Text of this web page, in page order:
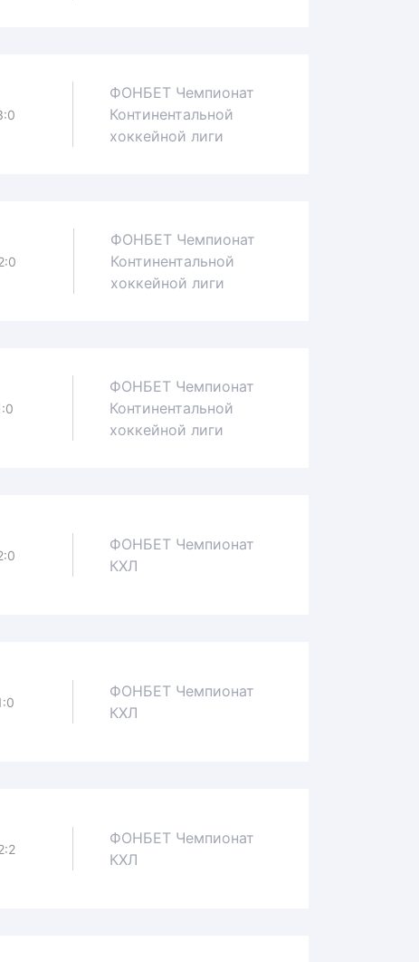
ФОНБЕТ Чемпионат
Континентальной
хоккейной лиги
ФОНБЕТ Чемпионат
Континентальной
хоккейной лиги
ФОНБЕТ Чемпионат
Континентальной
хоккейной лиги
ФОНБЕТ Чемпионат
КХЛ
ФОНБЕТ Чемпионат
КХЛ
ФОНБЕТ Чемпионат
КХЛ